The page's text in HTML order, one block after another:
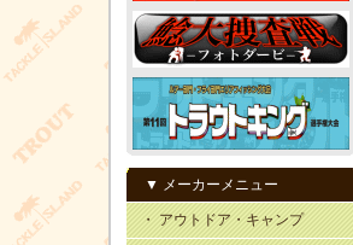
▼ メーカーメニュー
・ アウトドア・キャンプ